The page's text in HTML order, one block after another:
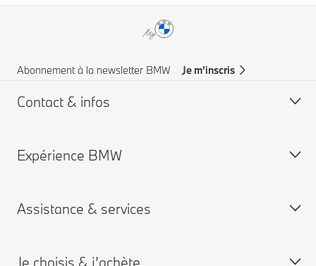
Abonnement à la newsletter BMW Je m’inscris
Contact & infos
Aide & Contact
Assistance routière
Expérience BMW
Carrières chez BMW
Assistance & services
Je réserve un rendez-vous entretien
Je choisis & j’achète